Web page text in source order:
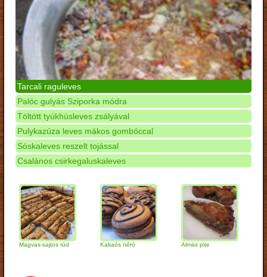
Tarcali raguleves
Palóc gulyás Sziporka módra
Töltött tyúkhúsleves zsályával
Pulykazúza leves mákos gombóccal
Sóskaleves reszelt tojással
Csalános csirkegaluskaleves
Magvas-sajtos rúd Kakaós néró Almás pite